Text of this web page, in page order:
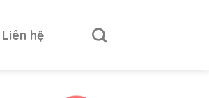
Liên hệ